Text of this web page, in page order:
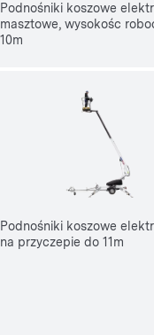
Podnośniki koszowe
masztowe, wysokośc
10m
Podnośniki koszowe
na przyczepie do 11m